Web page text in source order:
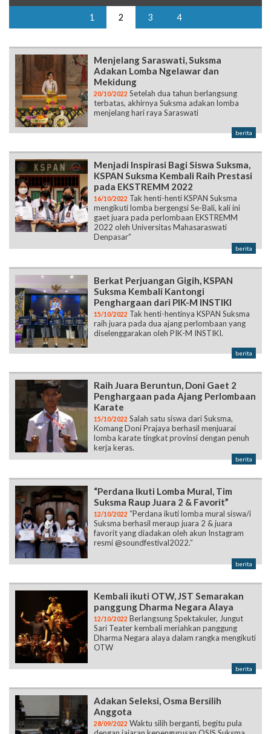
1 2 3 4
Menjelang Saraswati, Suksma
Adakan Lomba Ngelawar dan
Mekidung
20/10/2022 Setelah dua tahun berlangsung
terbatas, akhirnya Suksma adakan lomba
menjelang hari raya Saraswati
berita
Menjadi Inspirasi Bagi Siswa Suksma,
KSPAN Suksma Kembali Raih Prestasi
pada EKSTREMM 2022
16/10/2022 Tak henti-henti KSPAN Suksma
mengikuti lomba bergengsi Se-Bali, kali ini
gaet juara pada perlombaan EKSTREMM
2022 oleh Universitas Mahasaraswati
Denpasar”
berita
Berkat Perjuangan Gigih, KSPAN
Suksma Kembali Kantongi
Penghargaan dari PIK-M INSTIKI
15/10/2022 Tak henti-hentinya KSPAN Suksma
raih juara pada dua ajang perlombaan yang
diselenggarakan oleh PIK-M INSTIKI.
berita
Raih Juara Beruntun, Doni Gaet 2
Penghargaan pada Ajang Perlombaan
Karate
15/10/2022 Salah satu siswa dari Suksma,
Komang Doni Prajaya berhasil menjuarai
lomba karate tingkat provinsi dengan penuh
kerja keras.
berita
“Perdana Ikuti Lomba Mural, Tim
Suksma Raup Juara 2 & Favorit”
12/10/2022 “Perdana ikuti lomba mural siswa/i
Suksma berhasil meraup juara 2 & juara
favorit yang diadakan oleh akun Instagram
resmi @soundfestival2022.”
berita
Kembali ikuti OTW, JST Semarakan
panggung Dharma Negara Alaya
12/10/2022 Berlangsung Spektakuler, Jungut
Sari Teater kembali meriahkan panggung
Dharma Negara alaya dalam rangka mengikuti
OTW
berita
Adakan Seleksi, Osma Bersilih
Anggota
28/09/2022 Waktu silih berganti, begitu pula